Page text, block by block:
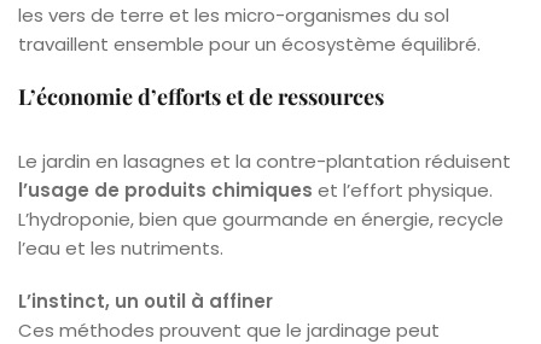
les vers de terre et les micro-organismes du sol
travaillent ensemble pour un écosystème équilibré.
L’économie d’efforts et de ressources
Le jardin en lasagnes et la contre-plantation réduisent
l’usage de produits chimiques et l’effort physique.
L’hydroponie, bien que gourmande en énergie, recycle
l’eau et les nutriments.
L’instinct, un outil à affiner
Ces méthodes prouvent que le jardinage peut